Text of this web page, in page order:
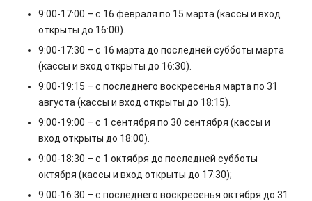
9:00-17:00 – с 16 февраля по 15 марта (кассы и вход
открыты до 16:00).
9:00-17:30 – с 16 марта до последней субботы марта
(кассы и вход открыты до 16:30).
9:00-19:15 – с последнего воскресенья марта по 31
августа (кассы и вход открыты до 18:15).
9:00-19:00 – с 1 сентября по 30 сентября (кассы и
вход открыты до 18:00).
9:00-18:30 – с 1 октября до последней субботы
октября (кассы и вход открыты до 17:30);
9:00-16:30 – с последнего воскресенья октября до 31